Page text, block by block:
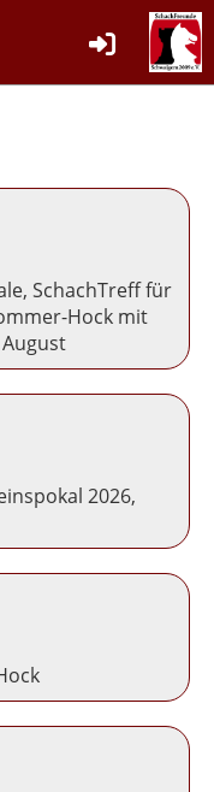
SchachTreff für
Hock mit
2026,